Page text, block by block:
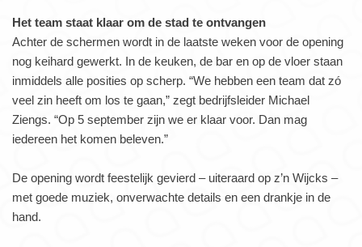
Het team staat klaar om de stad te ontvangen
Achter de schermen wordt in de laatste weken voor de opening
nog keihard gewerkt. In de keuken, de bar en op de vloer staan
inmiddels alle posities op scherp. “We hebben een team dat zó
veel zin heeft om los te gaan,” zegt bedrijfsleider Michael
Ziengs. “Op 5 september zijn we er klaar voor. Dan mag
iedereen het komen beleven.”
De opening wordt feestelijk gevierd – uiteraard op z’n Wijcks –
met goede muziek, onverwachte details en een drankje in de
hand.